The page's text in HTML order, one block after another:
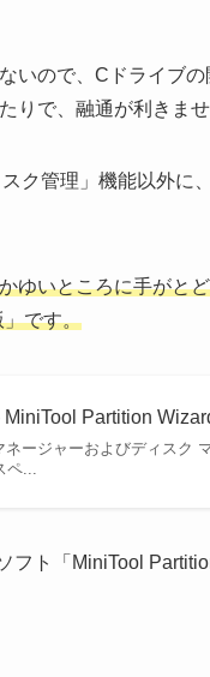
いので、Cドライブ
りで、融通が利きませ
ク管理」機能以外に
ゆいところに手がと
」です。
Partition
ージャーおよびディスク
ペ...
フト「MiniTool